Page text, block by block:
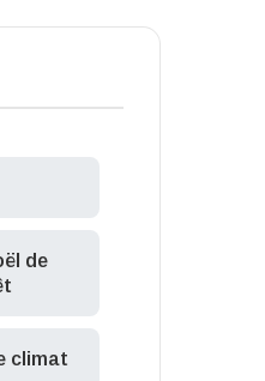
de
climat